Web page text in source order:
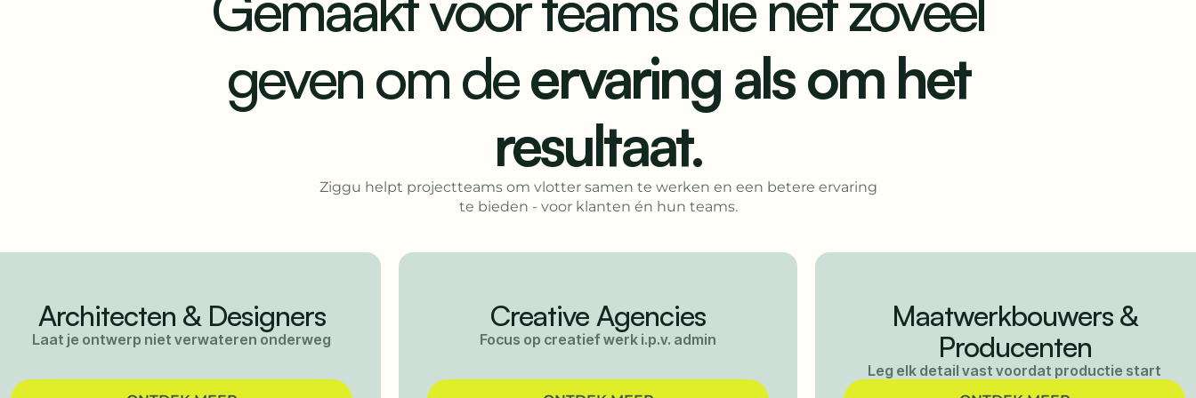
geven om deervaring als om het
resultaat.
Ziggu helpt projectteams om vlotter samen te werken en een betere ervaring
te bieden - voor klanten én hun teams.
Creative Agencies
Focus op creatief werk i.p.v. admin
Maatwerkbouwers &
Producenten
Planners & Coördinatoren
Iedereen op koers houden (zonder
micromanagen)